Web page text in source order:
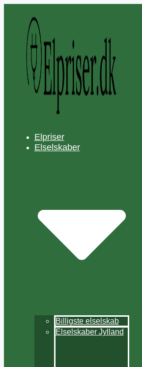
Elpriser
Elselskaber
Billigste elselskab
Elselskaber Jylland